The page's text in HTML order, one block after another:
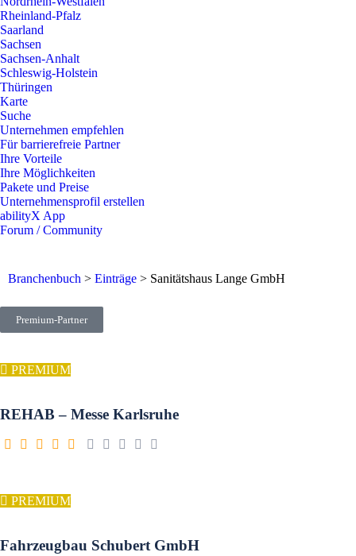
Rheinland-Pfalz
Saarland
Sachsen
Sachsen-Anhalt
Schleswig-Holstein
Thüringen
Karte
Suche
Unternehmen empfehlen
Für barrierefreie Partner
Ihre Vorteile
Ihre Möglichkeiten
Pakete und Preise
Unternehmensprofil erstellen
abilityX App
Forum / Community
Branchenbuch > Einträge > Sanitätshaus Lange GmbH
Premium-Partner
PREMIUM
REHAB – Messe Karlsruhe
PREMIUM
Fahrzeugbau Schubert GmbH